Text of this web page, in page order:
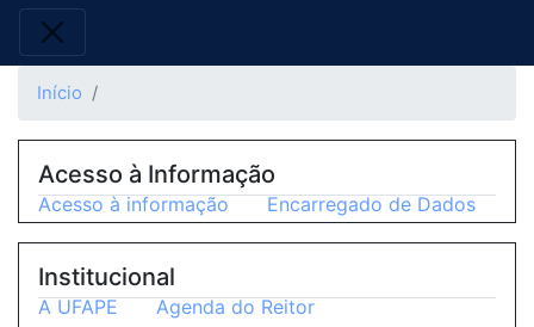
Início
Acesso à Informação
Acesso à informação Encarregado de Dados
Institucional
A UFAPE
Agenda do Reitor